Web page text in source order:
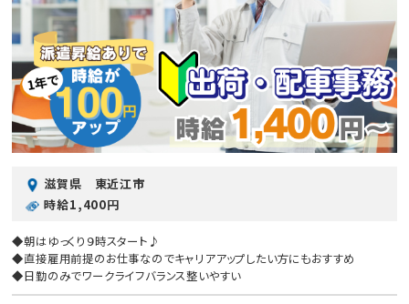
滋賀県 東近江市
時給1,400円
◆朝はゆっくり９時スタート♪
◆直接雇用前提のお仕事なのでキャリアアップしたい方にもおすすめ
◆日勤のみでワークライフバランス整いやすい